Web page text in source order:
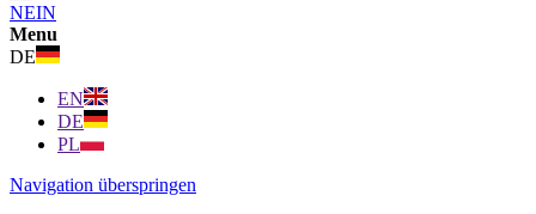
NEIN
Menu
DE
EN
DE
PL
Navigation überspringen